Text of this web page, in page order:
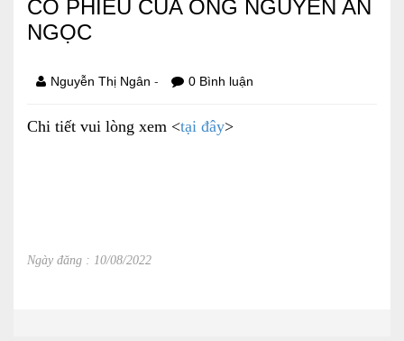
Báo cáo tài chính
SẢN PHẨM
CỔ PHIẾU CỦA ÔNG NGUYỄN AN
NGỌC
Nguyễn Thị Ngân - 0 Bình luận
Chi tiết vui lòng xem <tại đây>
Ngày đăng : 10/08/2022